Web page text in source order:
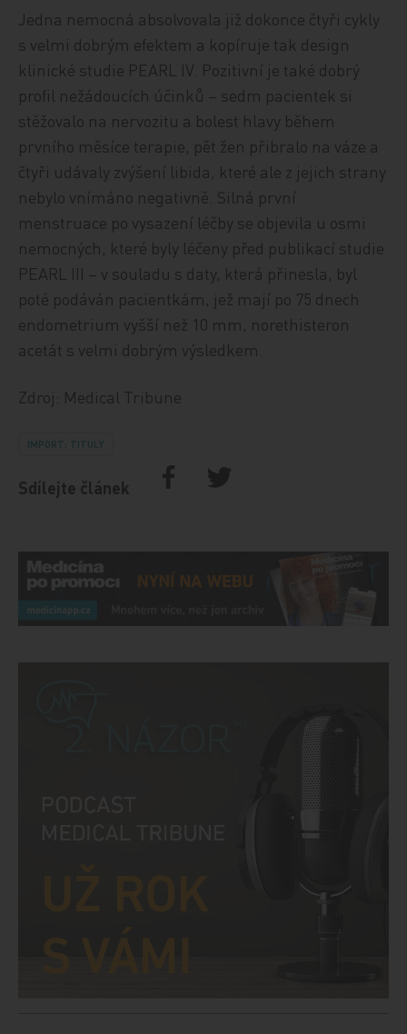
Jedna nemocná absolvovala již dokonce čtyři cykly
s velmi dobrým efektem a kopíruje tak design
klinické studie PEARL IV. Pozitivní je také dobrý
profil nežádoucích účinků – sedm pacientek si
stěžovalo na nervozitu a bolest hlavy během
prvního měsíce terapie, pět žen přibralo na váze a
čtyři udávaly zvýšení libida, které ale z jejich strany
nebylo vnímáno negativně. Silná první
menstruace po vysazení léčby se objevila u osmi
nemocných, které byly léčeny před publikací studie
PEARL III – v souladu s daty, která přinesla, byl
poté podáván pacientkám, jež mají po 75 dnech
endometrium vyšší než 10 mm, norethisteron
acetát s velmi dobrým výsledkem.
Zdroj: Medical Tribune
IMPORT: TITULY
Sdílejte článek